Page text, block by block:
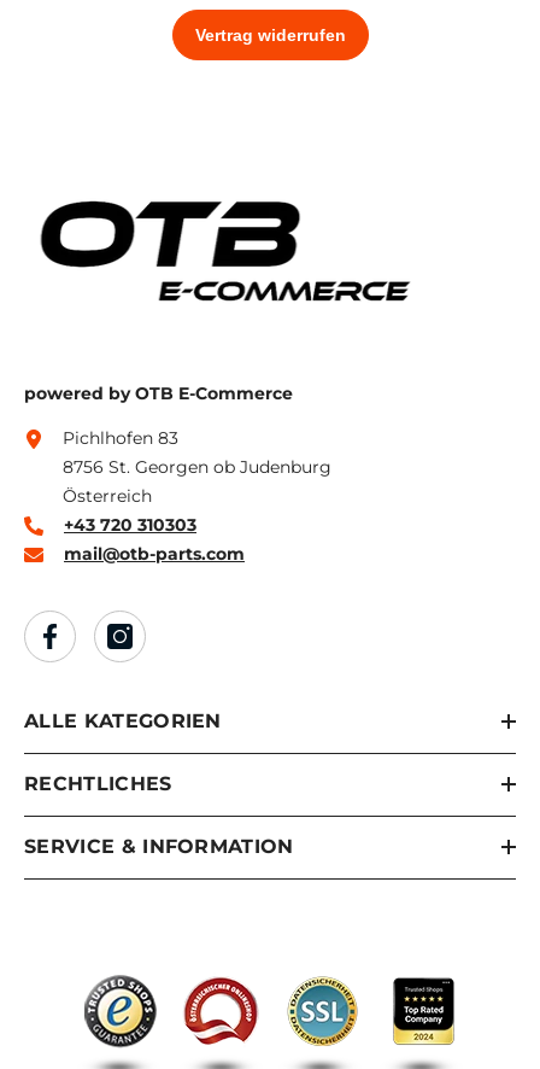
powered by OTB E-Commerce
Pichlhofen 83
8756 St. Georgen ob Judenburg
Österreich
+43 720 310303
mail@otb-parts.com
ALLE KATEGORIEN
RECHTLICHES
SERVICE & INFORMATION